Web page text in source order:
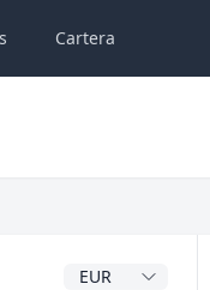
Cartera
Divisa del